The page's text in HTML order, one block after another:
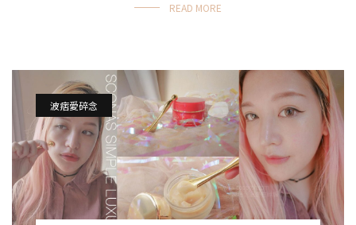
READ MORE
波痞愛碎念